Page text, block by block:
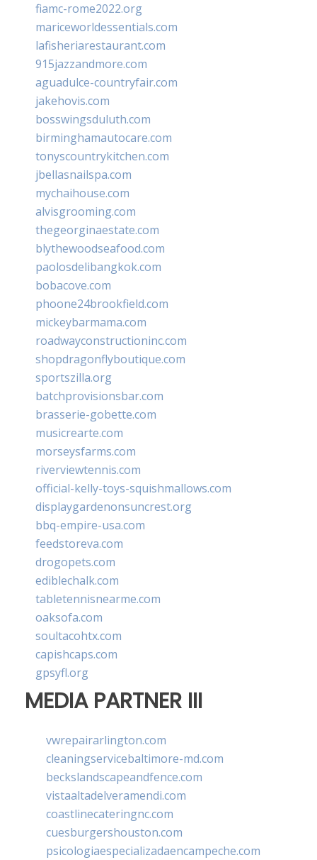
fiamc-rome2022.org
mariceworldessentials.com
lafisheriarestaurant.com
915jazzandmore.com
aguadulce-countryfair.com
jakehovis.com
bosswingsduluth.com
birminghamautocare.com
tonyscountrykitchen.com
jbellasnailspa.com
mychaihouse.com
alvisgrooming.com
thegeorginaestate.com
blythewoodseafood.com
paolosdelibangkok.com
bobacove.com
phoone24brookfield.com
mickeybarmama.com
roadwayconstructioninc.com
shopdragonflyboutique.com
sportszilla.org
batchprovisionsbar.com
brasserie-gobette.com
musicrearte.com
morseysfarms.com
riverviewtennis.com
official-kelly-toys-squishmallows.com
displaygardenonsuncrest.org
bbq-empire-usa.com
feedstoreva.com
drogopets.com
ediblechalk.com
tabletennisnearme.com
oaksofa.com
soultacohtx.com
capishcaps.com
gpsyfl.org
MEDIA PARTNER III
vwrepairarlington.com
cleaningservicebaltimore-md.com
beckslandscapeandfence.com
vistaaltadelveramendi.com
coastlinecateringnc.com
cuesburgershouston.com
psicologiaespecializadaencampeche.com